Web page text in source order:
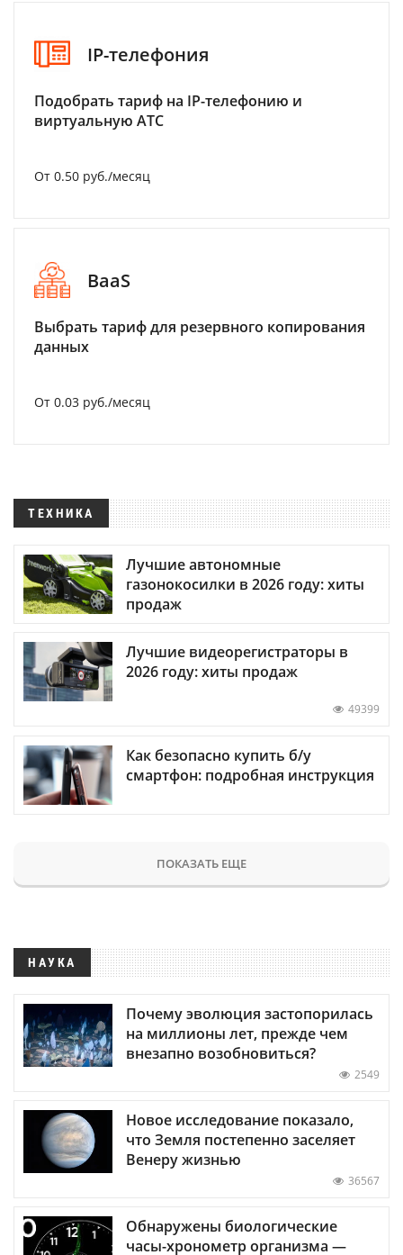
IP-телефония
Подобрать тариф на IP-телефонию и
виртуальную АТС
От 0.50 руб./месяц
BaaS
Выбрать тариф для резервного копирования
данных
От 0.03 руб./месяц
ТЕХНИКА
Лучшие автономные
газонокосилки в 2026 году: хиты
продаж
Лучшие видеорегистраторы в
2026 году: хиты продаж
49399
Как безопасно купить б/у
смартфон: подробная инструкция
ПОКАЗАТЬ ЕЩЕ
НАУКА
Почему эволюция застопорилась
на миллионы лет, прежде чем
внезапно возобновиться?
2549
Новое исследование показало,
что Земля постепенно заселяет
Венеру жизнью
36567
Обнаружены биологические
часы-хронометр организма —